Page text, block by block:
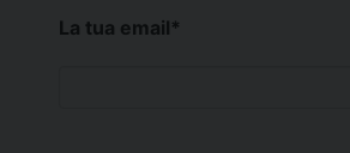
La tua email*